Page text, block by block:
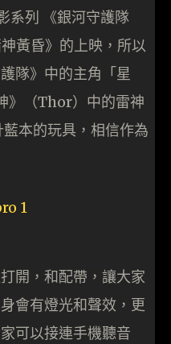
系列 《銀河守護隊
黃昏》的上映，所以
隊》中的主角「星
》（Thor）中的雷神
本的玩具，相信作為
開，和配帶，讓大家
會有燈光和聲效，更
可以接連手機聽音